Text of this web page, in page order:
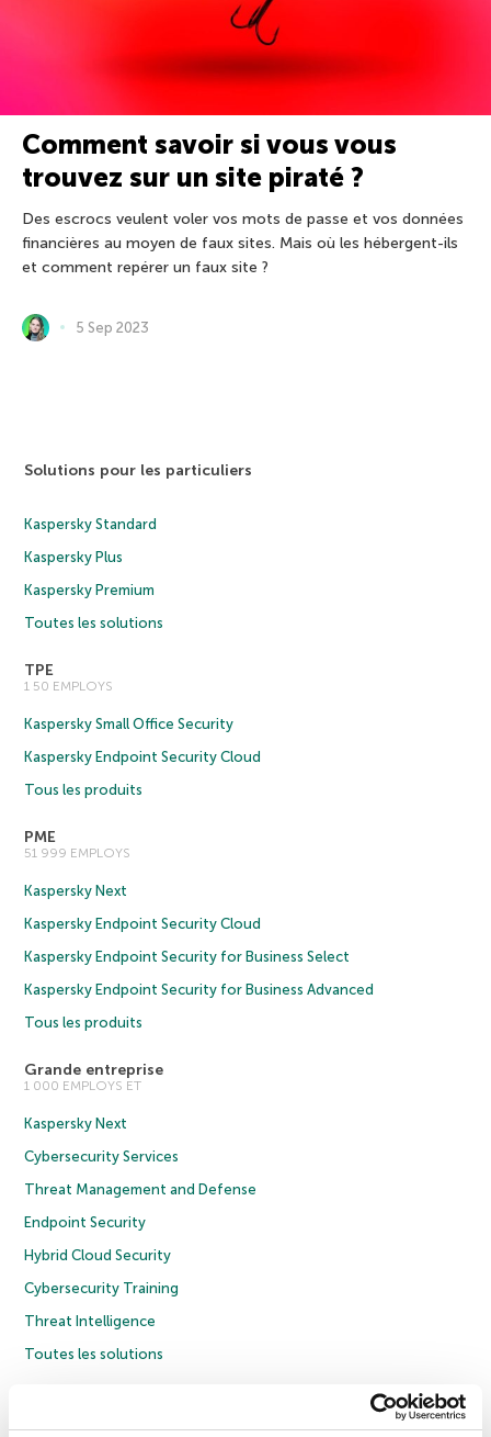
Comment savoir si vous vous
trouvez sur un site piraté ?
Des escrocs veulent voler vos mots de passe et vos données
financières au moyen de faux sites. Mais où les hébergent-ils
et comment repérer un faux site ?
5 Sep 2023
Solutions pour les particuliers
Kaspersky Standard
Kaspersky Plus
Kaspersky Premium
Toutes les solutions
TPE
1 50 EMPLOYS
Kaspersky Small Office Security
Kaspersky Endpoint Security Cloud
Tous les produits
PME
51 999 EMPLOYS
Kaspersky Next
Kaspersky Endpoint Security Cloud
Kaspersky Endpoint Security for Business Select
Kaspersky Endpoint Security for Business Advanced
Tous les produits
Grande entreprise
1 000 EMPLOYS ET
Kaspersky Next
Cybersecurity Services
Threat Management and Defense
Endpoint Security
Hybrid Cloud Security
Cybersecurity Training
Threat Intelligence
Toutes les solutions
Politique de confidentialité